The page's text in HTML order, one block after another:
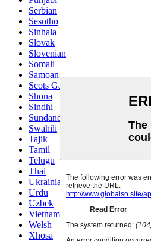
Serbian
Sesotho
Sinhala
Slovak
Slovenian
Somali
Samoan
Scots Gaelic
Shona
Sindhi
Sundanese
Swahili
Tajik
Tamil
Telugu
Thai
Ukrainian
Urdu
Uzbek
Vietnamese
Welsh
Xhosa